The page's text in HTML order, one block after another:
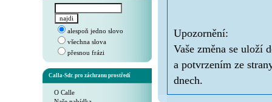
alespoň jedno slovo
všechna slova
přesnou frázi
Calla-Sdr. pro záchranu prostředí
O Calle
Upozornění:
Vaše změna se uloží
a potvrzením ze
dnech.